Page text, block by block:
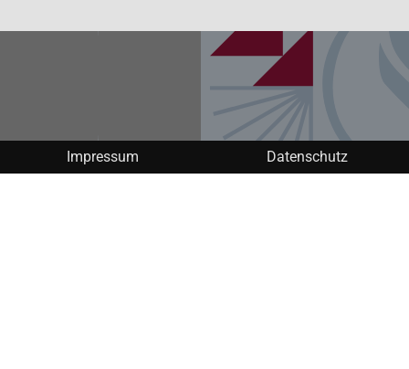
Impressum Datenschutz